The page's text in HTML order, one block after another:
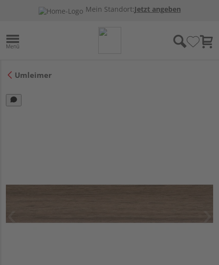
Mein Standort:Jetzt angeben
Umleimer